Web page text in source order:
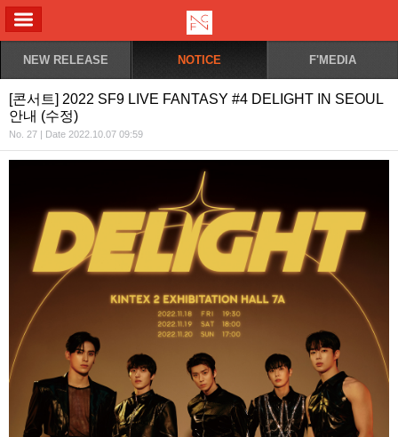
NEW RELEASE NOTICE F'MEDIA
[콘서트] 2022 SF9 LIVE FANTASY #4 DELIGHT IN SEOUL
안내 (수정)
No. 27 | Date 2022.10.07 09:59